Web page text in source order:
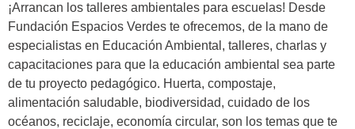
¡Arrancan los talleres ambientales para escuelas! Desde
Fundación Espacios Verdes te ofrecemos, de la mano de
especialistas en Educación Ambiental, talleres, charlas y
capacitaciones para que la educación ambiental sea parte
de tu proyecto pedagógico. Huerta, compostaje,
alimentación saludable, biodiversidad, cuidado de los
océanos, reciclaje, economía circular, son los temas que te